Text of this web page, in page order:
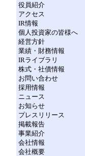
役員紹介
アクセス
IR情報
個人投資家の皆様へ
経営方針
業績・財務情報
IRライブラリ
株式・社債情報
お問い合わせ
採用情報
ニュース
お知らせ
プレスリリース
掲載報告
事業紹介
会社情報
会社概要